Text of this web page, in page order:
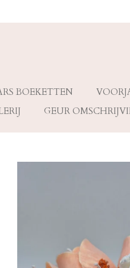
BOEKETTEN
GEUR